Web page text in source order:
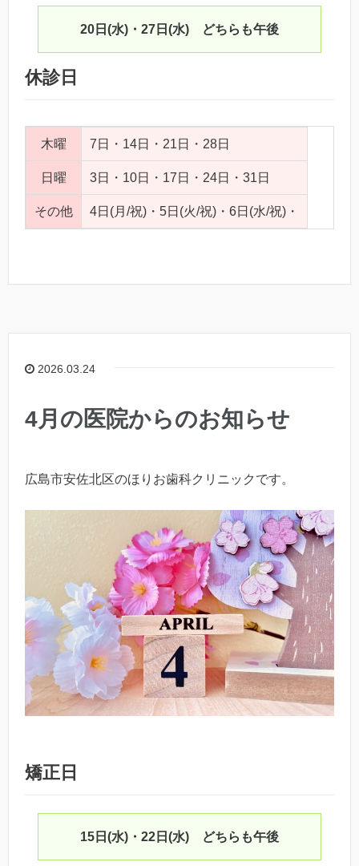
20日(水)・27日(水) どちらも午後
休診日
木曜 7日・14日・21日・28日
日曜 3日・10日・17日・24日・31日
その他 4日(月/祝)・5日(火/祝)・6日(水/祝)・
2026.03.24
4月の医院からのお知らせ
広島市安佐北区のほりお歯科クリニックです。
矯正日
15日(水)・22日(水) どちらも午後